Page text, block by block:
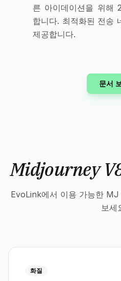
른 아이데이션을 위해
합니다. 최적화된 전송
제공합니다.
문서
Midjourney
EvoLink에서 이용 가능한 MJ
보세
화질